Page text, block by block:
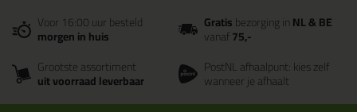
Voor 16:00 uur besteld
morgen in huis
Gratisbezorging inNL & BE
vanaf75,-
Grootste assortiment
uit voorraad leverbaar
PostNL afhaalpunt: kies zelf
wanneer je afhaalt